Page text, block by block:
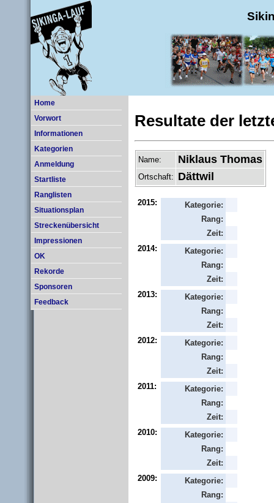
Home
Vorwort
Informationen
Kategorien
Anmeldung
Startliste
Ranglisten
Situationsplan
Streckenübersicht
Impressionen
OK
Rekorde
Sponsoren
Feedback
Resultate der
Name: Niklaus Thomas
Ortschaft: Dättwil
2015:
Kategorie:
Rang:
Zeit:
2014:
Kategorie:
Rang:
Zeit:
2013:
Kategorie:
Rang:
Zeit:
2012:
Kategorie:
Rang:
Zeit:
2011:
Kategorie:
Rang:
Zeit:
2010:
Kategorie:
Rang:
Zeit:
2009:
Kategorie:
Rang: